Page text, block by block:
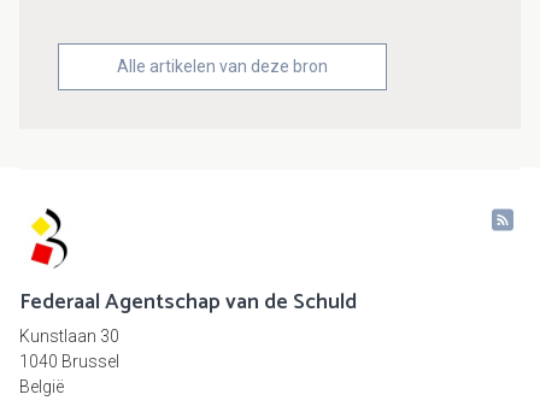
Alle artikelen van deze bron
Federaal Agentschap van de Schuld
Kunstlaan 30
1040 Brussel
België